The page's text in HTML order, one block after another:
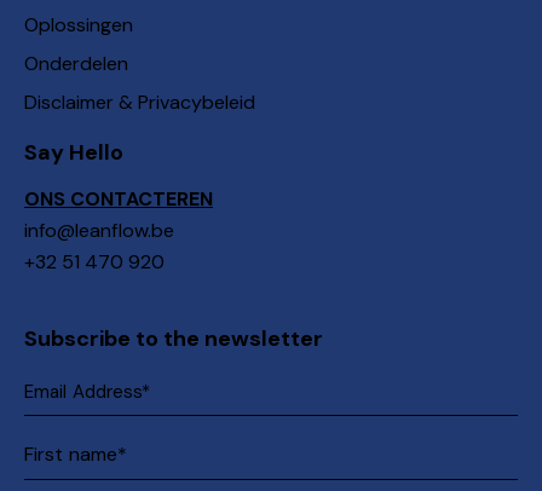
Oplossingen
Onderdelen
Disclaimer & Privacybeleid
Say Hello
ONS CONTACTEREN
info@leanflow.be
+32 51 470 920
Subscribe to the newsletter